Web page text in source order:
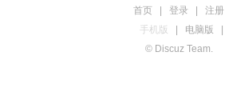
首页 登录
注册
手机版
电脑版
© Discuz Team.